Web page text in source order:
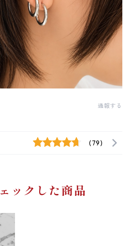
通報する
(79)
ックした商品